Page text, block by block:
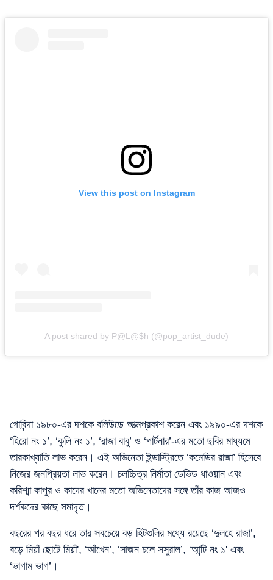
View this post on Instagram
A post shared by P@L@$h (@pop_artist_dude)
গোবিন্দা ১৯৮০-এর দশকে বলিউডে আত্মপ্রকাশ করেন এবং ১৯৯০-এর দশকে
‘হিরো নং ১’, ‘কুলি নং ১’, ‘রাজা বাবু’ ও ‘পার্টনার’-এর মতো ছবির মাধ্যমে
তারকাখ্যাতি লাভ করেন। এই অভিনেতা ইন্ডাস্ট্রিতে ‘কমেডির রাজা’ হিসেবে
নিজের জনপ্রিয়তা লাভ করেন। চলচ্চিত্র নির্মাতা ডেভিড ধাওয়ান এবং
করিশ্মা কাপুর ও কাদের খানের মতো অভিনেতাদের সঙ্গে তাঁর কাজ আজও
দর্শকদের কাছে সমাদৃত।
বছরের পর বছর ধরে তার সবচেয়ে বড় হিটগুলির মধ্যে রয়েছে ‘দুলহে রাজা’,
বড়ে মিয়াঁ ছোটে মিয়াঁ', ‘আঁখেন’, ‘সাজন চলে সসুরাল’, ‘আন্টি নং ১' এবং
‘ভাগাম ভাগ’।